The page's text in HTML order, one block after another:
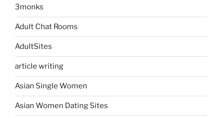
3monks
Adult Chat Rooms
AdultSites
article writing
Asian Single Women
Asian Women Dating Sites